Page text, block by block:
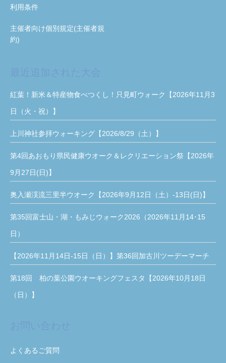
利用条件
主催者向け個別規定(主催者規
約)
紅葉！新米＆特産物食べつくし！只見町ウォーク【2026年11月3
日（火・祝）】
上川神社参拝ウォーキング【2026/8/29（土）】
第4回あおもり県民健康ウオーク＆レクリエーション祭【2026年
9月27日(日)】
奥入瀬渓流三里半ウオーク【2026年9月12日（土）-13日(日)】
第35回富士山・湖・もみじウォーク2026（2026年11月14･15
日）
【2026年11月14日-15日（日）】第36回加古川ツーデーマーチ
第18回 柏の葉公園ウオーキングフェスタ【2026年10月18日
（日）】
よくあるご質問